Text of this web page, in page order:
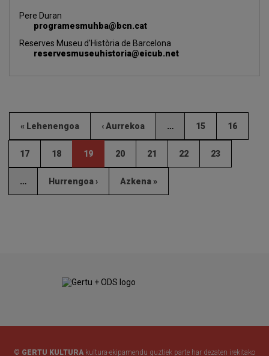
Pere Duran
programesmuhba@bcn.cat
Reserves Museu d'Història de Barcelona
reservesmuseuhistoria@eicub.net
« Lehenengoa ‹ Aurrekoa … 15 16
17 18 19 20 21 22 23
… Hurrengoa › Azkena »
© GERTU KULTURA kultura-ekipamendu guztiek parte har dezaten irekitako